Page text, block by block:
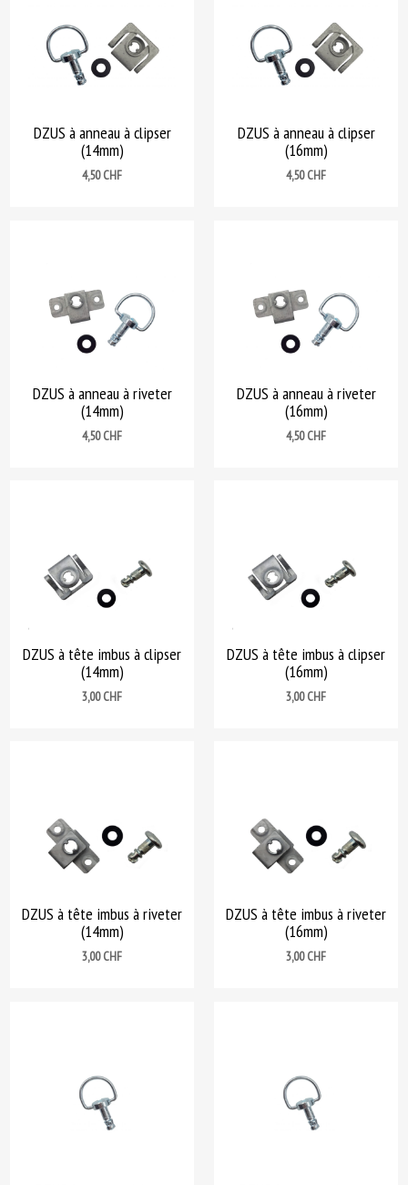
DZUS à anneau à clipser
(14mm)
Prix
4,50 CHF
DZUS à anneau à clipser
(16mm)
Prix
4,50 CHF
DZUS à anneau à riveter
(14mm)
Prix
4,50 CHF
DZUS à anneau à riveter
(16mm)
Prix
4,50 CHF
DZUS à tête imbus à clipser
(14mm)
Prix
3,00 CHF
DZUS à tête imbus à clipser
(16mm)
Prix
3,00 CHF
DZUS à tête imbus à riveter
(14mm)
Prix
3,00 CHF
DZUS à tête imbus à riveter
(16mm)
Prix
3,00 CHF